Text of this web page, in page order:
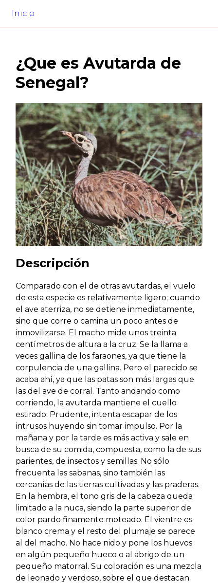
Inicio
¿Que es Avutarda de
Senegal?
Descripción
Comparado con el de otras avutardas, el vuelo
de esta especie es relativamente ligero; cuando
el ave aterriza, no se detiene inmediatamente,
sino que corre o camina un poco antes de
inmovilizarse. El macho mide unos treinta
centímetros de altura a la cruz. Se la llama a
veces gallina de los faraones, ya que tiene la
corpulencia de una gallina. Pero el parecido se
acaba ahí, ya que las patas son más largas que
las del ave de corral. Tanto andando como
corriendo, la avutarda mantiene el cuello
estirado. Prudente, intenta escapar de los
intrusos huyendo sin tomar impulso. Por la
mañana y por la tarde es más activa y sale en
busca de su comida, compuesta, como la de sus
parientes, de insectos y semillas. No sólo
frecuenta las sabanas, sino también las
cercanías de las tierras cultivadas y las praderas.
En la hembra, el tono gris de la cabeza queda
limitado a la nuca, siendo la parte superior de
color pardo finamente moteado. El vientre es
blanco crema y el resto del plumaje se parece
al del macho. No hace nido y pone los huevos
en algún pequeño hueco o al abrigo de un
pequeño matorral. Su coloración es una mezcla
de leonado y verdoso, sobre el que destacan